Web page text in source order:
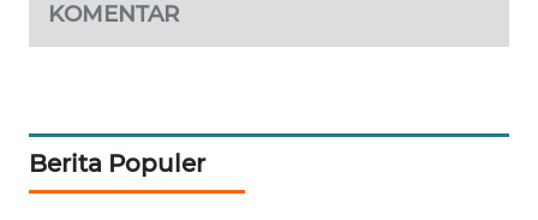
KOMENTAR
Berita Populer
WAHANA
LAPAK
WAHANA